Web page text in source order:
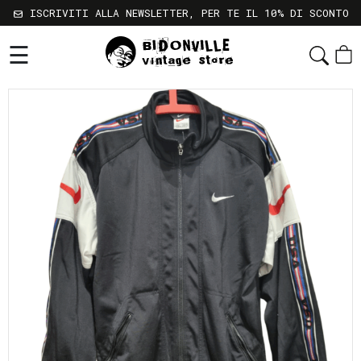
Shop
Chi
Sostenibilità
Servizi
Contatti
Gift
Card
Newsletter
Termini
Condizioni
Spedizioni
ISCRIVITI ALLA NEWSLETTER, PER TE IL 10% DI SCONTO
☰